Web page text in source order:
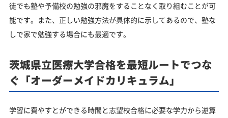
徒でも塾や予備校の勉強の邪魔をすることなく取り組むことが可
能です。また、正しい勉強方法が具体的に示してあるので、塾な
しで家で勉強する場合にも最適です。
茨城県立医療大学合格を最短ルートでつな
ぐ「オーダーメイドカリキュラム」
学習に費やすとができる時間と志望校合格に必要な学力から逆算